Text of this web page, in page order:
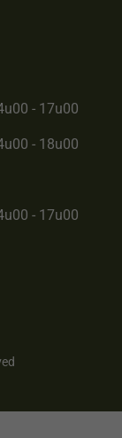
- 17u00
- 18u00
- 17u00